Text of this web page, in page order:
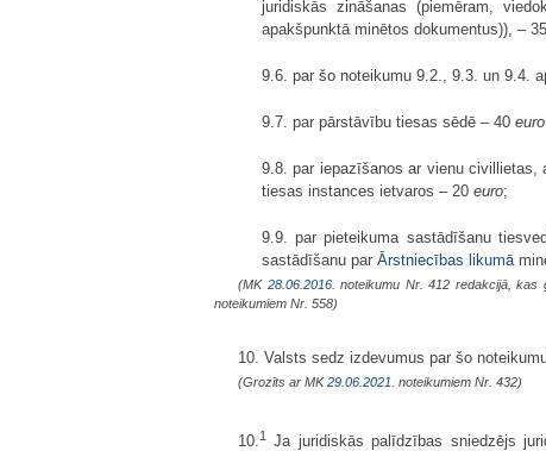
juridiskās zināšanas (piemēram,
apakšpunktā minētos dokumentus)), – 35
9.6. par šo noteikumu 9.2., 9.3. un 9.4.
9.7. par pārstāvību tiesas sēdē – 40 euro
9.8. par iepazīšanos ar vienu civillietas,
tiesas instances ietvaros – 20 euro;
9.9. par pieteikuma sastādīšanu
sastādīšanu par Ārstniecības likumā
(MK 28.06.2016. noteikumu Nr. 412 redakcijā,
noteikumiem Nr. 558)
10. Valsts sedz izdevumus par šo
(Grozīts ar MK29.06.2021. noteikumiem Nr. 432)
10.1 Ja juridiskās palīdzības sniedzējs